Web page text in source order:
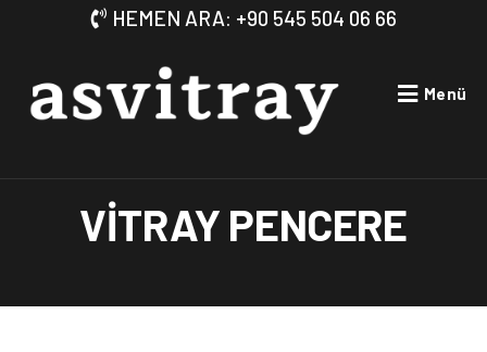
HEMEN ARA: +90 545 504 06 66
Menü
VİTRAY PENCERE